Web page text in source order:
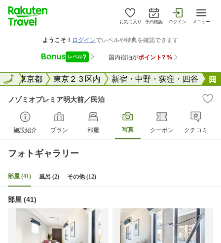
お気に入り 予約確認 ログイン メニュー
全国東京都 東京２３区内 新宿・中野・荻窪・四谷
全国
ノゾミオプレミア明大前／民泊
施設紹介 プラン 部屋 写真 クーポン クチコミ
フォトギャラリー
部屋 (41) 風呂 (2) その他 (12)
部屋 (41)